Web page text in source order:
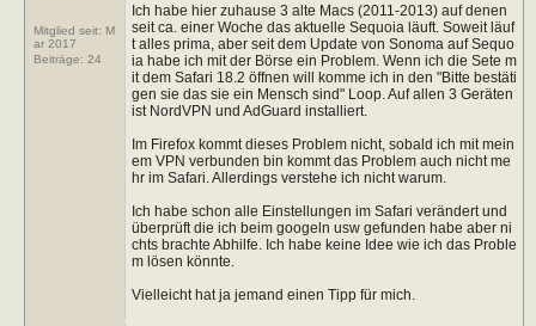
Mitglied seit: M
ar 2017
Beiträge: 24
Ich habe hier zuhause 3 alte Macs (2011-2013) auf denen
seit ca. einer Woche das aktuelle Sequoia läuft. Soweit läuf
t alles prima, aber seit dem Update von Sonoma auf Sequo
ia habe ich mit der Börse ein Problem. Wenn ich die Sete m
it dem Safari 18.2 öffnen will komme ich in den "Bitte bestäti
gen sie das sie ein Mensch sind" Loop. Auf allen 3 Geräten
ist NordVPN und AdGuard installiert.
Im Firefox kommt dieses Problem nicht, sobald ich mit mein
em VPN verbunden bin kommt das Problem auch nicht me
hr im Safari. Allerdings verstehe ich nicht warum.
Ich habe schon alle Einstellungen im Safari verändert und
überprüft die ich beim googeln usw gefunden habe aber ni
chts brachte Abhilfe. Ich habe keine Idee wie ich das Proble
m lösen könnte.
Vielleicht hat ja jemand einen Tipp für mich.